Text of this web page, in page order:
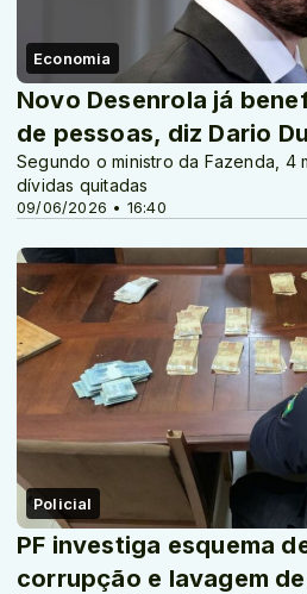
Economia
09/06/2026 • 16:40
Novo Desenrola já
de pessoas, diz Dario
Segundo o ministro da Fazenda, 4
dívidas quitadas
Policial
PF investiga esquema
corrupção e lavagem